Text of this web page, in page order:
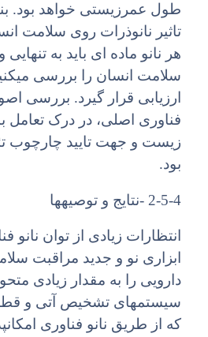
طول عمرزیستی خواهد بود.
تاثیر نانوذرات روی سلامت
هر نانو ماده ای باید به
سلامت انسان را بررسی
ارزیابی قرار گیرد. بررسی
فناوری اصلی، در درک تعامل
زیست و جهت تایید چارچوب
بود.
2-5-4 -نتایج و توصیهها
انتظارات زیادی از توان نانو
ابزاری نو و جدید مراقبت
دارویی را به مقدار زیادی
سیستمهای تشخیص آتی و
که از طریق نانو فناوری